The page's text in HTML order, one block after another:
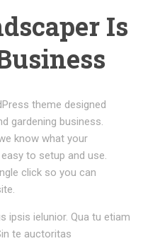
Is
theme designed
gardening business.
know what your
to setup and use.
click so you can
ipsis ielunior. Qua tu etiam
te auctoritas